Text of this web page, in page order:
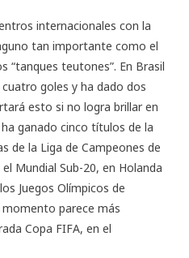
internacionales con la
tan importante como el
“tanques teutones”. En Brasil
cuatro goles y ha dado dos
esto si no logra brillar en
ganado cinco títulos de la
de la Liga de Campeones de
Mundial Sub-20, en Holanda
Juegos Olímpicos de
parece más
Copa FIFA, en el